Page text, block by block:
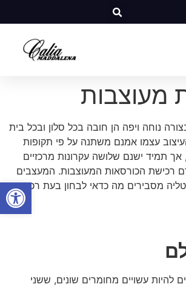
פתח
מעוצבות
נוחה ויפה הן חובה בכל סלון ובכל בית
עצמו אמנם משתנה על פי תקופות
אך תמיד ישנם שלושה עקרונות מרכזיים
רכישת הכורסאות המעוצבות. המעצבים
מסבירים מה כדאי לבחון בעת רכישת
להיות עשויים מחומרים שונים, ששני